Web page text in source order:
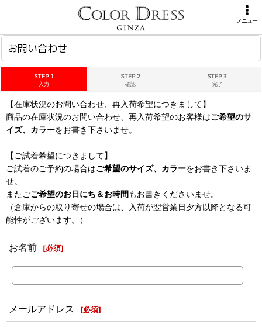
メニュー
お問い合わせ
STEP 1
入力
STEP 2
確認
STEP 3
完了
【在庫状況のお問い合わせ、再入荷希望につきまして】
商品の在庫状況のお問い合わせ、再入荷希望のお客様はご希望のサ
イズ、カラーをお書き下さいませ。
【ご試着希望につきまして】
ご試着のご予約の場合はご希望のサイズ、カラーをお書き下さいま
せ。
またごご希望のお日にち＆お時間もお書きくださいませ。
（倉庫からの取り寄せの場合は、入荷が翌営業日夕方以降となる可
能性がございます。）
お名前 [必須]
メールアドレス [必須]